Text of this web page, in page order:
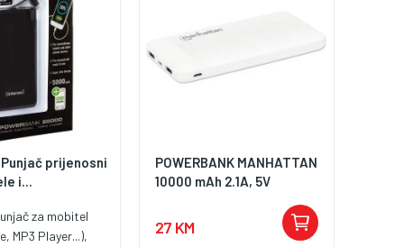
prijenosni
i...
za mobitel
MP3 Player...),
POWERBANK MANHATTAN
10000 mAh 2.1A, 5V
27 KM